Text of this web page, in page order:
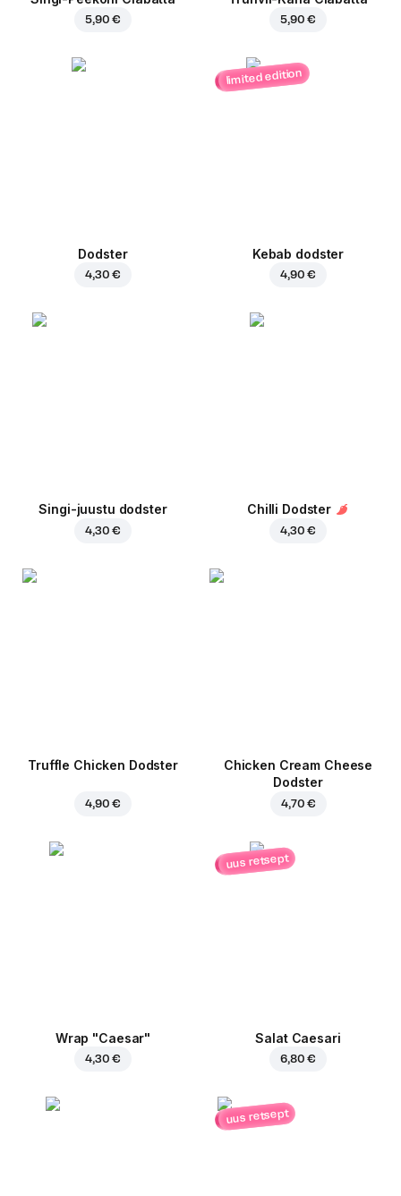
5,90 € 5,90 €
Dodster
4,30 €
limited edition
Kebab dodster
4,90 €
Singi-juustu dodster
4,30 €
Chilli Dodster
4,30 €
Truffle Chicken Dodster
4,90 €
Chicken Cream Cheese
Dodster
4,70 €
Wrap "Caesar"
4,30 €
uus retsept
Salat Caesari
6,80 €
uus retsept